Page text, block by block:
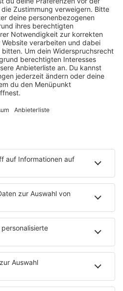
für eine Nutzung von
und Data-Minings sind an